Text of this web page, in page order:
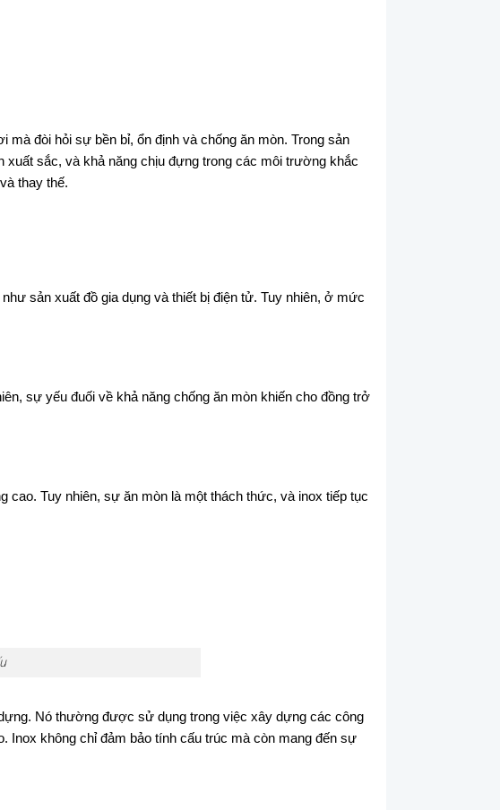
đòi hỏi sự bền bỉ, ổn định và chống ăn mòn. Trong sản
sắc, và khả năng chịu đựng trong các môi trường khắc
thay thế.
sản xuất đồ gia dụng và thiết bị điện tử. Tuy nhiên, ở mức
sự yếu đuối về khả năng chống ăn mòn khiến cho đồng trở
Tuy nhiên, sự ăn mòn là một thách thức, và inox tiếp tục
Nó thường được sử dụng trong việc xây dựng các công
Inox không chỉ đảm bảo tính cấu trúc mà còn mang đến sự